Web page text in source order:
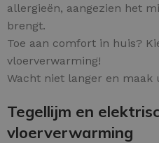
allergieën, aangezien het
brengt.
Toe aan comfort in huis?
vloerverwarming!
Wacht niet langer en
Tegellijm en
vloerverwarming